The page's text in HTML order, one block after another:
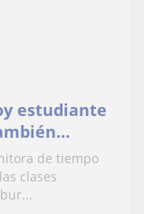
estudiante
libre y
de tiempo
clases